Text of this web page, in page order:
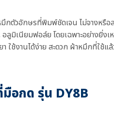
ตัวอักษรที่พิมพ์ชัดเจน ไม่จางหรือ
มิเนียมฟอล์ย โดยเฉพาะอย่างยิ่
ช้งานได้ง่าย สะดวก ผ้าหมึกที่ใช้แ
อกด รุ่น DY8B